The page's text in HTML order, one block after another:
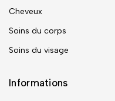
Cheveux
Soins du corps
Soins du visage
Informations